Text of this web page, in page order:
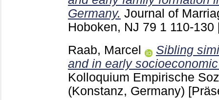
Germany. Journal of
Hoboken, NJ 79 1 110-130
Raab, Marcel
Sibling
and in early
Kolloquium Empirische
(Konstanz, Germany)